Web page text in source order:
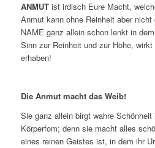
ANMUTist irdisch Eure Macht,
Anmut kann ohne Reinheit aber
NAME ganz allein schon lenkt in
Sinn zur Reinheit und zur Höhe,
erhaben!
Die Anmut macht das Weib!
Sie ganz allein birgt wahre
Körperfom; denn sie macht alles
eines reinen Geistes ist, in dem ihr